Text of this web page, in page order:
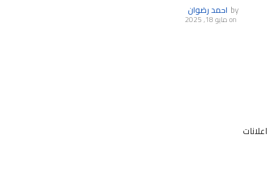
by احمد رضوان
onمايو 18, 2025
اعلانات